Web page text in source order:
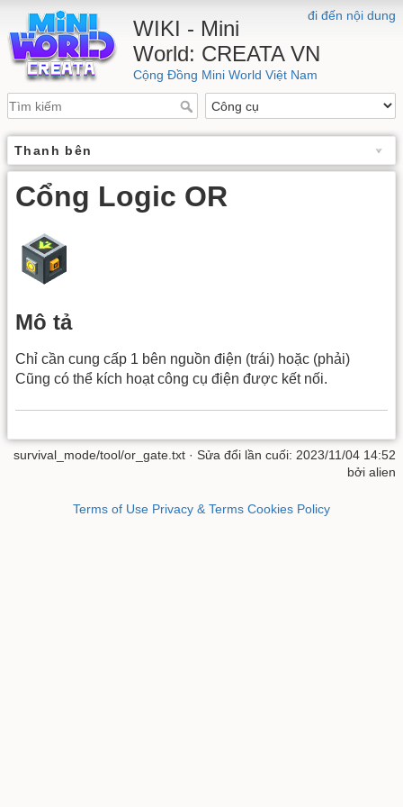
đi đến nội dung
WIKI - Mini
World: CREATA VN
Cộng Đồng Mini World Việt Nam
Thanh bên
Cổng Logic OR
Mô tả
Chỉ cần cung cấp 1 bên nguồn điện (trái) hoặc (phải)
Cũng có thể kích hoạt công cụ điện được kết nối.
survival_mode/tool/or_gate.txt · Sửa đổi lần cuối: 2023/11/04 14:52
bởi alien
Terms of Use Privacy & Terms Cookies Policy